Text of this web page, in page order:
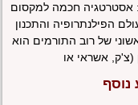
אסטרטגיה חכמה למקסום
הפילנתרופיה והתכנון
של רוב התורמים הוא
(צ'ק, אשראי או
נוסף